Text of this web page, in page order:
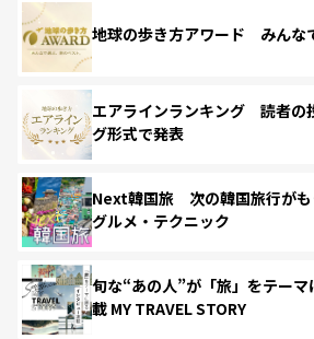
地球の歩き方アワード みんな
エアラインランキング 読者の
グ形式で発表
Next韓国旅 次の韓国旅行がも
グルメ・テクニック
旬な“あの人”が「旅」をテー
載 MY TRAVEL STORY